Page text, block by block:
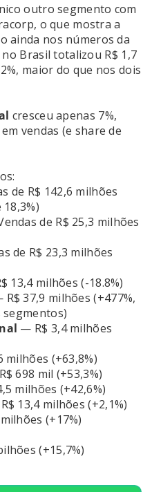
outro segmento com
o que mostra a
ainda nos números da
Brasil totalizou R$ 1,7
maior do que nos dois
cresceu apenas 7%,
vendas (e share de
de R$ 142,6 milhões
de R$ 25,3 milhões
de R$ 23,3 milhões
13,4 milhões (-18.8%)
R$ 37,9 milhões (+477%,
— R$ 3,4 milhões
milhões (+63,8%)
698 mil (+53,3%)
milhões (+42,6%)
13,4 milhões (+2,1%)
(+17%)
(+15,7%)